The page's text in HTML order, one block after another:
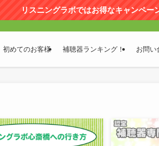
リスニングラボではお得なキャンペー
初めてのお客様 補聴器ランキング！ お問い